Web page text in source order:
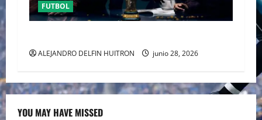
FUTBOL
ALEJANDRO DELFIN HUITRON junio 28, 2026
YOU MAY HAVE MISSED